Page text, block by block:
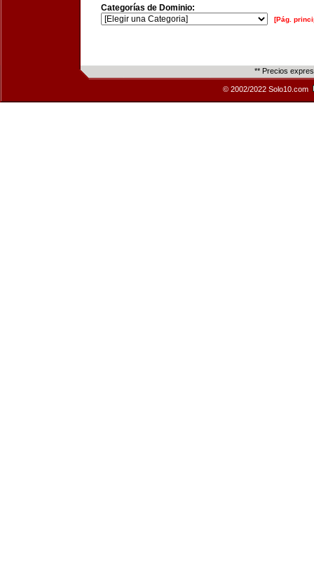
Categorías de Dominio:
[Pág.
** Precios
© 2002/2022 Solo10.com